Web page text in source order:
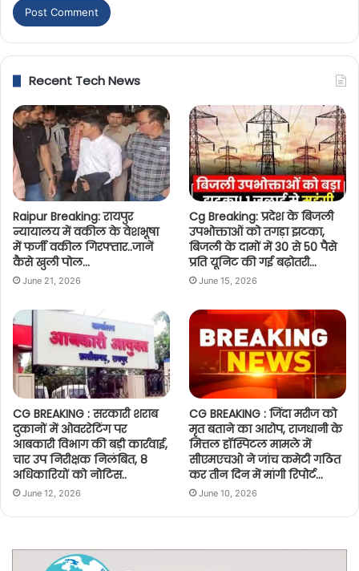
Recent Tech News
Raipur Breaking: रायपुर
न्यायालय में वकील के वेशभूषा
में फर्जी वकील गिरफ्तार..जानें
कैसे खुली पोल…
June 21, 2026
Cg Breaking: प्रदेश के बिजली
उपभोक्ताओं को तगड़ा झटका,
बिजली के दामों में 30 से 50 पैसे
प्रति यूनिट की गई बढ़ोतरी…
June 15, 2026
CG BREAKING : सरकारी शराब
दुकानों में ओवररेटिंग पर
आबकारी विभाग की बड़ी कार्रवाई,
चार उप निरीक्षक निलंबित, 8
अधिकारियों को नोटिस..
June 12, 2026
CG BREAKING : जिंदा मरीज को
मृत बताने का आरोप, राजधानी के
मित्तल हॉस्पिटल मामले में
सीएमएचओ ने जांच कमेटी गठित
कर तीन दिन में मांगी रिपोर्ट…
June 10, 2026